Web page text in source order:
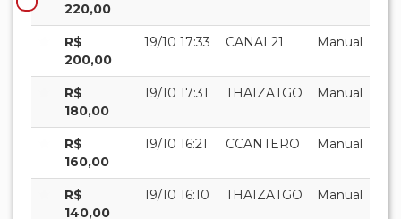
R$
100,00
08/10
12:42
CCANTERO Manual
Outros lotes
001 002
006 008 009 010